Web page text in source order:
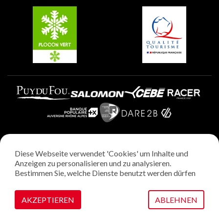
Plagne Villages
Plagne Aime 2000
Rechtliche Hinweise
Datenschutzrichtlinie
Verwaltung von Cookies
Diese Webseite verwendet 'Cookies' um Inhalte und
Anzeigen zu personalisieren und zu analysieren.
Bestimmen Sie, welche Dienste benutzt werden dürfen
AKZEPTIEREN ABLEHNEN